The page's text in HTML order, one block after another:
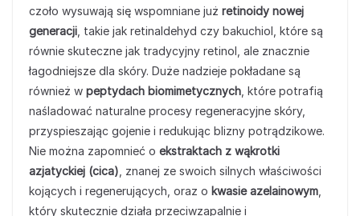
czoło wysuwają się wspomniane już retinoidy nowej
generacji , takie jak retinaldehyd czy bakuchiol, które są
równie skuteczne jak tradycyjny retinol, ale znacznie
łagodniejsze dla skóry. Duże nadzieje pokładane są
również w peptydach biomimetycznych , które potrafią
naśladować naturalne procesy regeneracyjne skóry,
przyspieszając gojenie i redukując blizny potrądzikowe.
Nie można zapomnieć o ekstraktach z wąkrotki
azjatyckiej (cica) , znanej ze swoich silnych właściwości
kojących i regenerujących, oraz o kwasie azelainowym
który skutecznie działa przeciwzapalnie i